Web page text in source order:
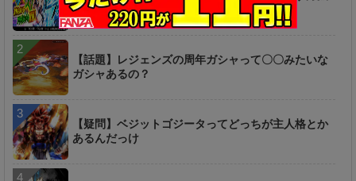
は無いのか…？
【話題】レジェンズの周年ガシャって〇〇みたいな
ガシャあるの？
【疑問】ベジットゴジータってどっちが主人格とか
あるんだっけ